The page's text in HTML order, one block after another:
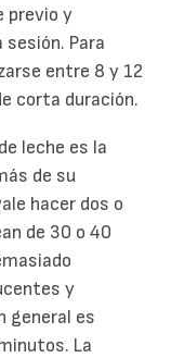
previo y
Para
entre 8 y 12
corta duración.
leche es la
de su
hacer dos o
de 30 o 40
y
general es
La